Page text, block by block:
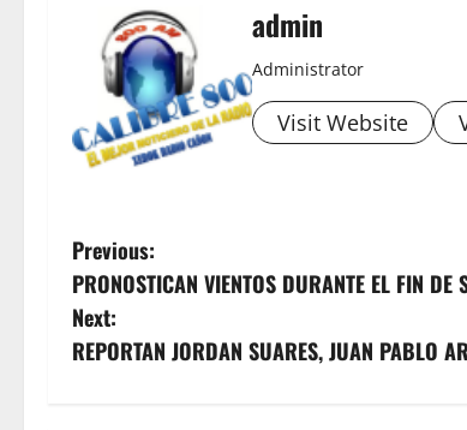
admin
Administrator
Visit Website
P
o
s
Previous:
PRONOSTICAN VIENTOS DURANTE EL FIN DE
Next:
REPORTAN JORDAN SUARES, JUAN PABLO